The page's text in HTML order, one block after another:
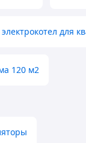
для
120 м2